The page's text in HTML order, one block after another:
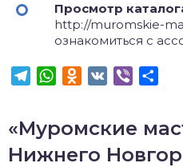
Просмотр
http://muromskie-
ознакомиться с
TelegramWhatsApp
Odnoklassniki
VK Viber
«Муромские
Нижнего